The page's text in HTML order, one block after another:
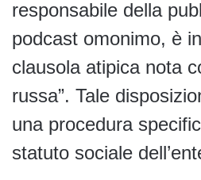
responsabile della
podcast omonimo, è
clausola atipica nota
russa”. Tale
una procedura
statuto sociale